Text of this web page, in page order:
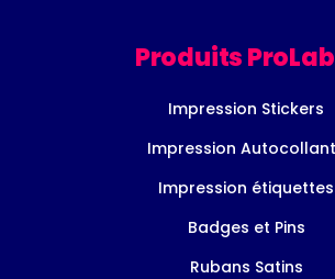
Produits
Impression Stickers
Impression
Impression étiquettes
Badges et Pins
Rubans Satins